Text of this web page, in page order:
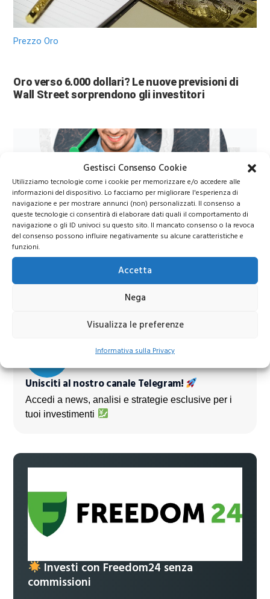
Gestisci Consenso Cookie
Utilizziamo tecnologie come i cookie per memorizzare e/o accedere alle
informazioni del dispositivo. Lo facciamo per migliorare l'esperienza di
navigazione e per mostrare annunci (non) personalizzati. Il consenso a
queste tecnologie ci consentirà di elaborare dati quali il comportamento di
navigazione o gli ID univoci su questo sito. Il mancato consenso o la revoca
del consenso possono influire negativamente su alcune caratteristiche e
funzioni.
Accetta
Nega
Visualizza le preferenze
Informativa sulla Privacy
Prezzo Oro
Oro verso 6.000 dollari? Le nuove previsioni di
Wall Street sorprendono gli investitori
Azioni Bance Europee
Azioni banche europee da mettere nel mirino nei
prossimi mesi
Unisciti al nostro canale Telegram!
Accedi a news, analisi e strategie esclusive per i
tuoi investimenti
Investi con Freedom24 senza
commissioni